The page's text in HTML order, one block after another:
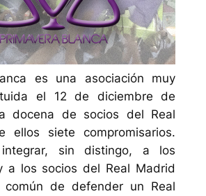
es una asociación muy
el 12 de diciembre de
docena de socios del Real
ellos siete compromisarios.
sin distingo, a los
a los socios del Real Madrid
de defender un Real